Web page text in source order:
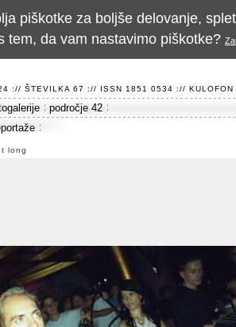
:// ŠTEVILKA 67 :// ISSN 1851 0534 :// KULOFON
področje 42
long
piškotke za boljše delovanje,
tem, da vam nastavimo piškotke?